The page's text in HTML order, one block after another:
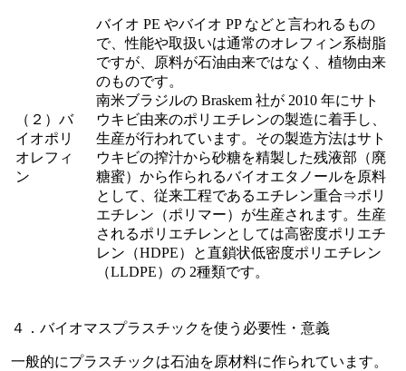
（２）バ
イオポリ
オレフィ
ン
バイオ PE やバイオ PP などと言われるもの
で、性能や取扱いは通常のオレフィン系樹脂
ですが、原料が石油由来ではなく、植物由来
のものです。
南米ブラジルの Braskem 社が 2010 年にサト
ウキビ由来のポリエチレンの製造に着手し、
生産が行われています。その製造方法はサト
ウキビの搾汁から砂糖を精製した残液部（廃
糖蜜）から作られるバイオエタノールを原料
として、従来工程であるエチレン重合⇒ポリ
エチレン（ポリマー）が生産されます。生産
されるポリエチレンとしては高密度ポリエチ
レン（HDPE）と直鎖状低密度ポリエチレン
（LLDPE）の 2種類です。
４．バイオマスプラスチックを使う必要性・意義
一般的にプラスチックは石油を原材料に作られています。